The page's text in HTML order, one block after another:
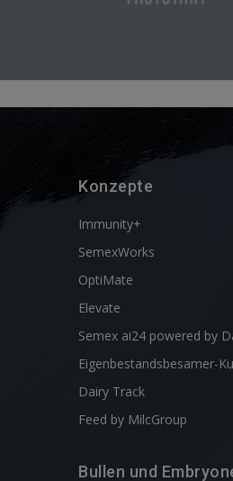
Konzepte
Immunity+
SemexWorks
OptiMate
Elevate
Semex ai24 powered by
Eigenbestandsbesamer-
Dairy Track
Feed by MilcGroup
Bullen und